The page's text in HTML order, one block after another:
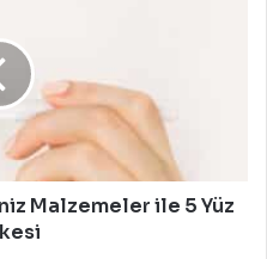
Malzemeler ile 5 Yüz